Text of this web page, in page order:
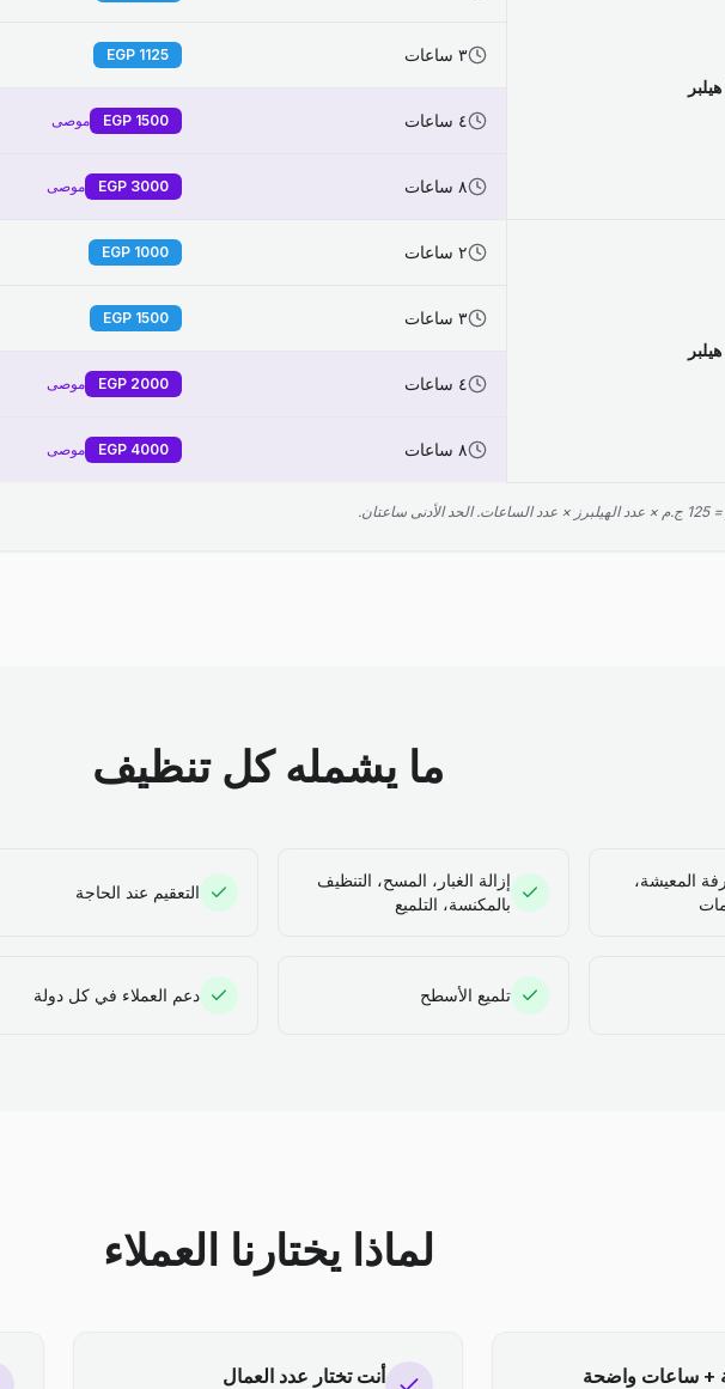
٣ ساعات 1125
٤ ساعات 1500 موصى
٨ ساعات 3000 موصى
٢ ساعات 1000
٣ ساعات 1500
٤ ساعات 2000 موصى
٨ ساعات 4000 موصى
ساعتان.
ما يشمله كل تنظيف
المعيشة،
إزالة الغبار، المسح، التنظيف
بالمكنسة، التلميع
التعقيم عند الحاجة
تلميع الأسطح دعم العملاء في كل دولة
لماذا يختارنا العملاء
+ ساعات واضحة أنت تختار عدد العمال